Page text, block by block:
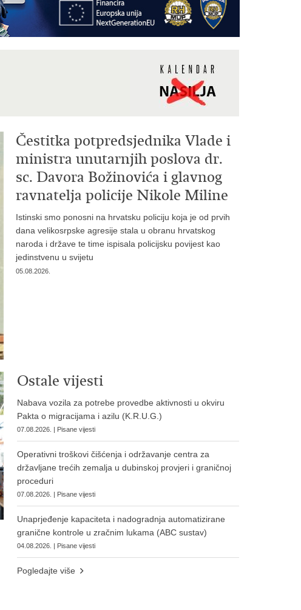
Čestitka potpredsjednika Vlade i
ministra unutarnjih poslova dr.
sc. Davora Božinovića i glavnog
ravnatelja policije Nikole Miline
Istinski smo ponosni na hrvatsku policiju koja je od prvih
dana velikosrpske agresije stala u obranu hrvatskog
naroda i države te time ispisala policijsku povijest kao
jedinstvenu u svijetu
05.08.2026.
Ostale vijesti
Nabava vozila za potrebe provedbe aktivnosti u okviru
Pakta o migracijama i azilu (K.R.U.G.)
07.08.2026. | Pisane vijesti
Operativni troškovi čišćenja i održavanje centra za
državljane trećih zemalja u dubinskoj provjeri i graničnoj
proceduri
07.08.2026. | Pisane vijesti
Unaprjeđenje kapaciteta i nadogradnja automatizirane
granične kontrole u zračnim lukama (ABC sustav)
04.08.2026. | Pisane vijesti
Pogledajte više